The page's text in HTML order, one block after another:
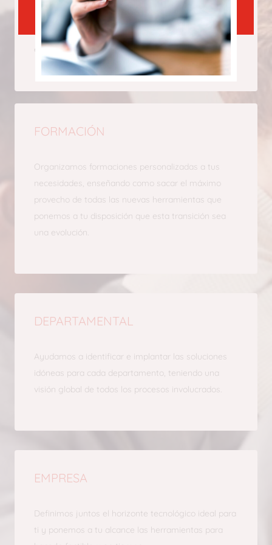
Buscamos las mejores soluciones adaptadas a cada
una de las necesidades de todos los usuarios de tu
empresa.
FORMACIÓN
Organizamos formaciones personalizadas a tus
necesidades, enseñando como sacar el máximo
provecho de todas las nuevas herramientas que
ponemos a tu disposición que esta transición sea
una evolución.
DEPARTAMENTAL
Ayudamos a identificar e implantar las soluciones
idóneas para cada departamento, teniendo una
visión global de todos los procesos involucrados.
EMPRESA
Definimos juntos el horizonte tecnológico ideal para
ti y ponemos a tu alcance las herramientas para